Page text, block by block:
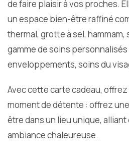
de faire plaisir à vos proches.
un espace bien-être raffiné
thermal, grotte à sel, hammam,
gamme de soins personnalisés
enveloppements, soins du
Avec cette carte cadeau,
moment de détente : offrez
être dans un lieu unique,
ambiance chaleureuse.